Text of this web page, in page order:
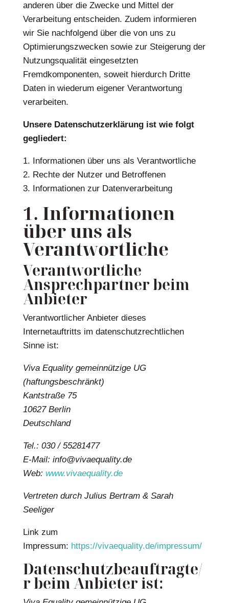
anderen über die Zwecke und Mittel der
Verarbeitung entscheiden. Zudem informieren
wir Sie nachfolgend über die von uns zu
Optimierungszwecken sowie zur Steigerung der
Nutzungsqualität eingesetzten
Fremdkomponenten, soweit hierdurch Dritte
Daten in wiederum eigener Verantwortung
verarbeiten.
Unsere Datenschutzerklärung ist wie folgt
gegliedert:
1. Informationen über uns als Verantwortliche
2. Rechte der Nutzer und Betroffenen
3. Informationen zur Datenverarbeitung
1. Informationen
über uns als
Verantwortliche
Verantwortliche
Ansprechpartner beim
Anbieter
Verantwortlicher Anbieter dieses
Internetauftritts im datenschutzrechtlichen
Sinne ist:
Viva Equality gemeinnützige UG
(haftungsbeschränkt)
Kantstraße 75
10627 Berlin
Deutschland
Tel.: 030 / 55281477
E-Mail: info@vivaequality.de
Web: www.vivaequality.de
Vertreten durch Julius Bertram & Sarah
Seeliger
Link zum
Impressum: https://vivaequality.de/impressum/
Datenschutzbeauftragte/
r beim Anbieter ist: